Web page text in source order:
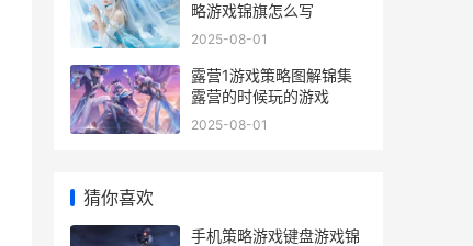
略游戏锦旗怎么写
2025-08-01
露营1游戏策略图解锦集
露营的时候玩的游戏
2025-08-01
猜你喜欢
手机策略游戏键盘游戏锦